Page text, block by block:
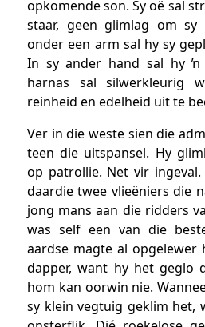
opkomende son. Sy oë sal
staar, geen glimlag om sy
onder een arm sal hy sy
In sy ander hand sal hy ŉ
harnas sal silwerkleurig
reinheid en edelheid uit te
Ver in die weste sien die
teen die uitspansel. Hy
op patrollie. Net vir
daardie twee vlieëniers die
jong mans aan die ridders
was self een van die
aardse magte al opgelewer
dapper, want hy het geglo
hom kan oorwin nie.
sy klein vegtuig geklim het,